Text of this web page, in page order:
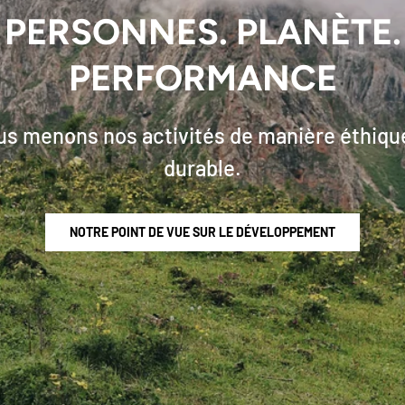
PERSONNES. PLANÈTE.
PERFORMANCE
menons nos activités de manière
durable.
NOTRE POINT DE VUE SUR LE DÉVELOPPEMENT